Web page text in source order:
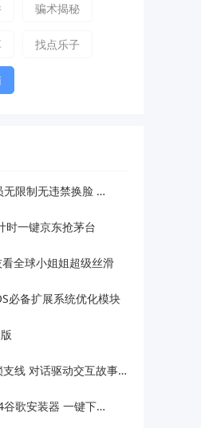
骗术揭秘
找点乐子
违禁换脸 支持照片/视频
时一键京东抢茅台
全球小姐姐超级丝滑
必备扩展系统优化模块
对话驱动交互故事剧情
安装器 一键下载安装